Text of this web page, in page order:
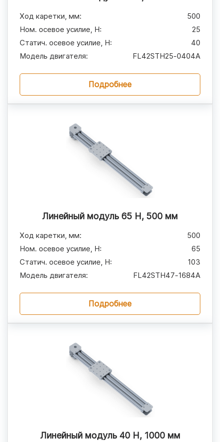
Ход каретки, мм:
500
Ном. осевое усилие, H:
25
Статич. осевое усилие, H:
40
Модель двигателя: FL42STH25‑0404A
Подробнее
Линейный модуль 65 Н, 500 мм
Ход каретки, мм:
500
Ном. осевое усилие, H:
65
Статич. осевое усилие, H:
103
Модель двигателя: FL42STH47‑1684A
Подробнее
Линейный модуль 40 Н, 1000 мм